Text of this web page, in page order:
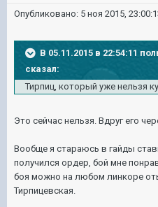
Опубликовано: 5 ноя 2015,
В 05.11.2015 в 22:54:11
сказал:
Тирпиц, который уже нельзя
Это сейчас нельзя. Вдруг его
Вообще я стараюсь в гайды
получился ордер, бой мне
боя можно на любом линкоре
Тирпицевская.